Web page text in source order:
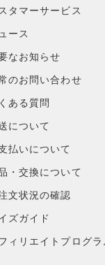
タマーサービス
ース
なお知らせ
のお問い合わせ
ある質問
について
払いについて
・交換について
文状況の確認
ズガイド
ィリエイトプログラ